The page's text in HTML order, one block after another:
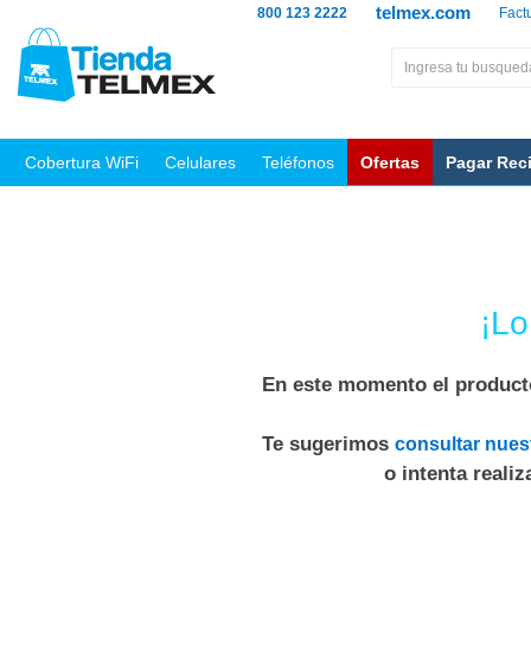
telmex.com
800 123 2222
Cobertura WiFi Celulares Teléfonos Ofertas Pagar
En este momento el
Te sugerimos consultar
o intenta